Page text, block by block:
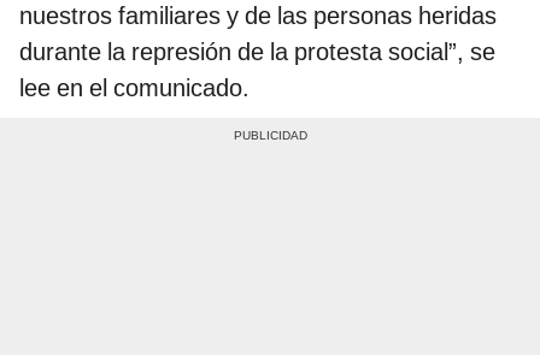
nuestros familiares y de las personas heridas
durante la represión de la protesta social”, se
lee en el comunicado.